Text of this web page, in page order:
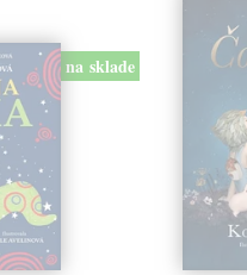
na sklade